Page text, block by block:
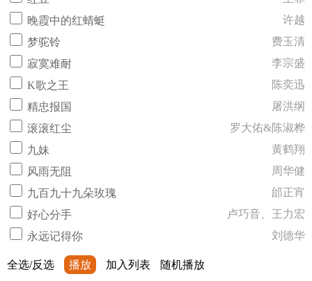
晚霞中的红蜻蜓
许越
梦驼铃
费玉清
寂寞难耐
李宗盛
K歌之王
陈奕迅
精忠报国
屠洪纲
滚滚红尘
罗大佑&陈淑桦
九妹
黄鹤翔
风雨无阻
周华健
九百九十九朵玫瑰
邰正宵
好心分手
卢巧音、王力宏
永远记得你
刘德华
全选/反选 播放 加入列表 随机播放